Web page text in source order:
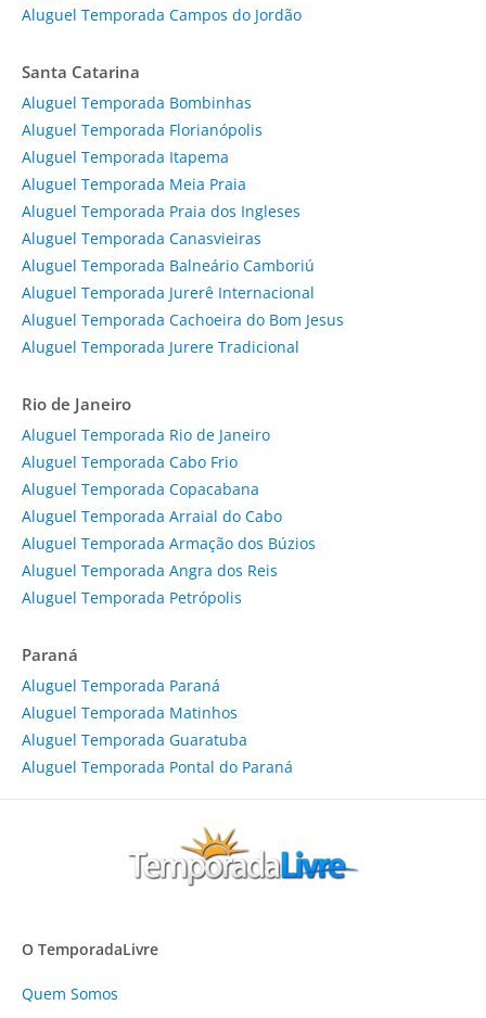
Aluguel Temporada Campos do Jordão
Santa Catarina
Aluguel Temporada Bombinhas
Aluguel Temporada Florianópolis
Aluguel Temporada Itapema
Aluguel Temporada Meia Praia
Aluguel Temporada Praia dos Ingleses
Aluguel Temporada Canasvieiras
Aluguel Temporada Balneário Camboriú
Aluguel Temporada Jurerê Internacional
Aluguel Temporada Cachoeira do Bom Jesus
Aluguel Temporada Jurere Tradicional
Rio de Janeiro
Aluguel Temporada Rio de Janeiro
Aluguel Temporada Cabo Frio
Aluguel Temporada Copacabana
Aluguel Temporada Arraial do Cabo
Aluguel Temporada Armação dos Búzios
Aluguel Temporada Angra dos Reis
Aluguel Temporada Petrópolis
Paraná
Aluguel Temporada Paraná
Aluguel Temporada Matinhos
Aluguel Temporada Guaratuba
Aluguel Temporada Pontal do Paraná
O TemporadaLivre
Quem Somos